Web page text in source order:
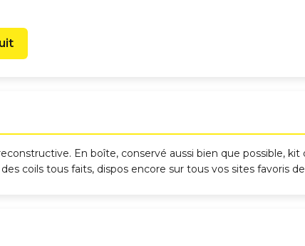
En boîte, conservé aussi bien que possible,
coils tous faits, dispos encore sur tous vos sites favoris